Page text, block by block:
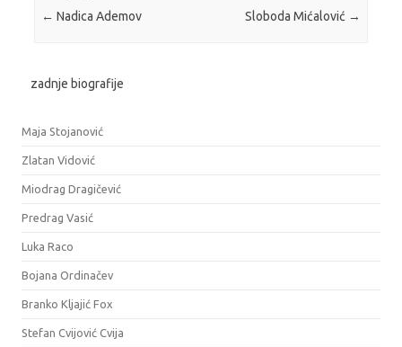
← Nadica Ademov Sloboda Mićalović →
zadnje biografije
Maja Stojanović
Zlatan Vidović
Miodrag Dragičević
Predrag Vasić
Luka Raco
Bojana Ordinačev
Branko Kljajić Fox
Stefan Cvijović Cvija